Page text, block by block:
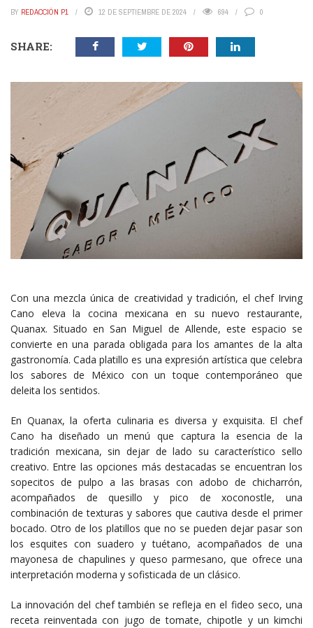
BY REDACCIÓN P1 12 DE SEPTIEMBRE DE 2024 694 0
SHARE:
Con una mezcla única de creatividad y tradición, el chef Irving
Cano eleva la cocina mexicana en su nuevo restaurante,
Quanax. Situado en San Miguel de Allende, este espacio se
convierte en una parada obligada para los amantes de la alta
gastronomía. Cada platillo es una expresión artística que celebra
los sabores de México con un toque contemporáneo que
deleita los sentidos.
En Quanax, la oferta culinaria es diversa y exquisita. El chef
Cano ha diseñado un menú que captura la esencia de la
tradición mexicana, sin dejar de lado su característico sello
creativo. Entre las opciones más destacadas se encuentran los
sopecitos de pulpo a las brasas con adobo de chicharrón,
acompañados de quesillo y pico de xoconostle, una
combinación de texturas y sabores que cautiva desde el primer
bocado. Otro de los platillos que no se pueden dejar pasar son
los esquites con suadero y tuétano, acompañados de una
mayonesa de chapulines y queso parmesano, que ofrece una
interpretación moderna y sofisticada de un clásico.
La innovación del chef también se refleja en el fideo seco, una
receta reinventada con jugo de tomate, chipotle y un kimchi